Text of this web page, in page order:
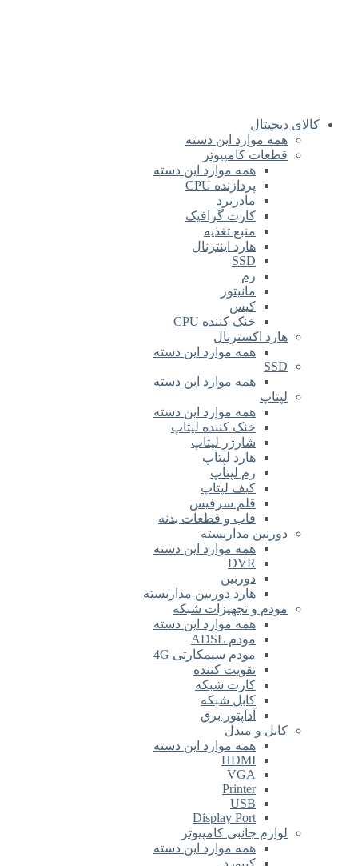
کالای دیجیتال
همه موارد این دسته
قطعات کامپیوتر
همه موارد این دسته
پردازنده CPU
مادربرد
کارت گرافیک
منبع تغذیه
هارد اینترنال
SSD
رم
مانیتور
کیس
خنک کننده CPU
هارد اکسترنال
همه موارد این دسته
SSD
همه موارد این دسته
لپتاپ
همه موارد این دسته
خنک کننده لپتاپ
شارژر لپتاپ
هارد لپتاپ
رم لپتاپ
کیف لپتاپ
قلم سرفیس
قاب و قطعات بدنه
دوربین مداربسته
همه موارد این دسته
DVR
دوربین
هارد دوربین مداربسته
مودم و تجهیزات شبکه
همه موارد این دسته
مودم ADSL
مودم سیمکارتی 4G
تقویت کننده
کارت شبکه
کابل شبکه
آداپتور برق
کابل و مبدل
همه موارد این دسته
HDMI
VGA
Printer
USB
Display Port
لوازم جانبی کامپیوتر
همه موارد این دسته
کیبورد